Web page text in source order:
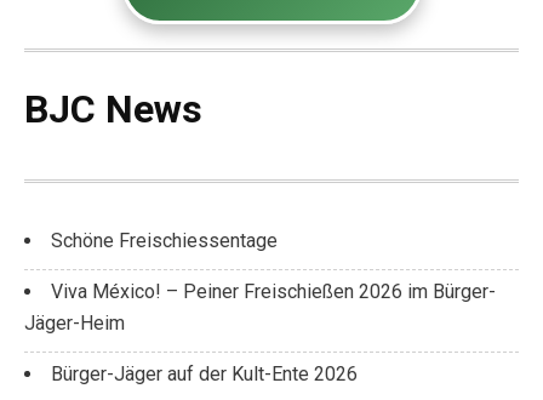
BJC News
Schöne Freischiessentage
Viva México! – Peiner Freischießen 2026 im Bürger-
Jäger-Heim
Bürger-Jäger auf der Kult-Ente 2026